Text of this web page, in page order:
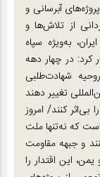
آبرسانی و
از تلاش‌ها و
به‌ویژه سپاه
کرد: در چهار دهه
شهادت‌طلبی
تغییر دهند
کنند/ امروز
که نه‌تنها ملت
و جبهه مقاومت
این اقتدار را